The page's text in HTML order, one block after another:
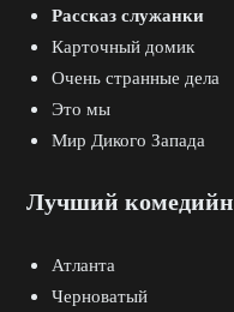
Рассказ служанки
Карточный домик
Очень странные дела
Это мы
Мир Дикого Запада
Лучший
Атланта
Черноватый